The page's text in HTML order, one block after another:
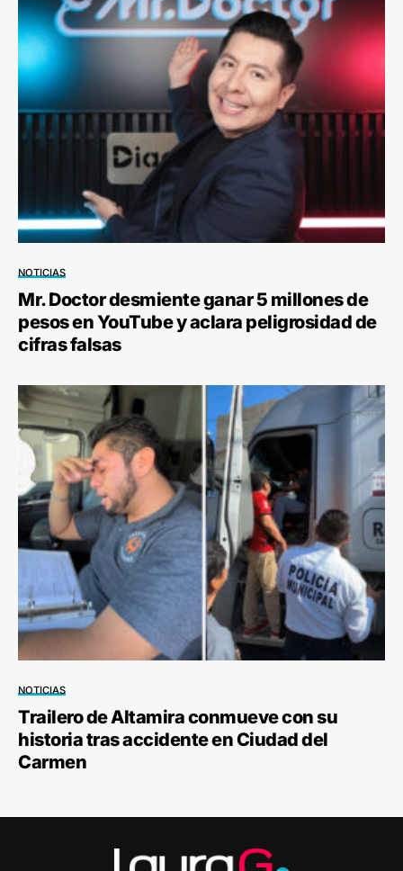
NOTICIAS
Mr. Doctor desmiente ganar 5 millones de
pesos en YouTube y aclara peligrosidad de
cifras falsas
NOTICIAS
Trailero de Altamira conmueve con su
historia tras accidente en Ciudad del
Carmen